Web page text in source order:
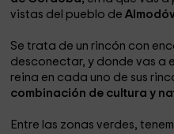
vistas del pueblo de
Se trata de un rincón con
desconectar, y donde vas a
reina en cada uno de sus
combinación de cultura y
Entre las zonas verdes,